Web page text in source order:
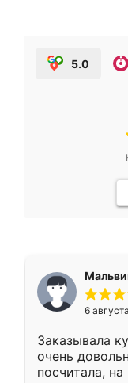
5.0
6
Заказывала
очень
посчитала,